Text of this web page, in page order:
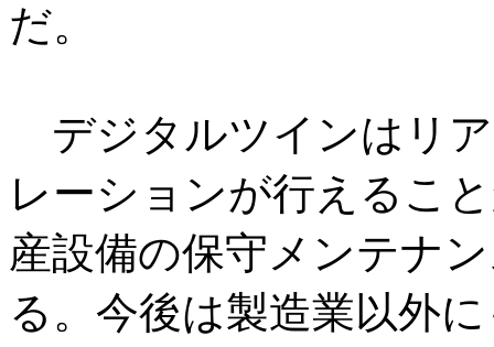
だ。
デジタルツインはリ
レーションが行えるこ
産設備の保守メンテナ
る。今後は製造業以外